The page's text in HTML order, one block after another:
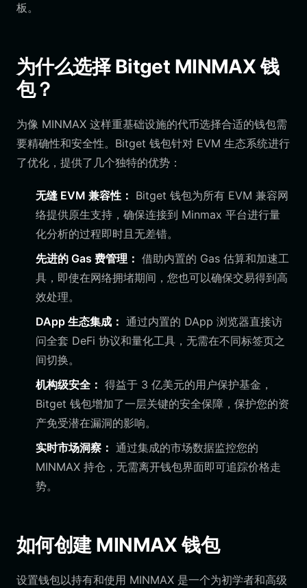
板。
为什么选择 Bitget MINMAX 钱
包？
为像 MINMAX 这样重基础设施的代币选择合适的钱包需
要精确性和安全性。Bitget 钱包针对 EVM 生态系统进行
了优化，提供了几个独特的优势：
无缝 EVM 兼容性： Bitget 钱包为所有 EVM 兼容网
络提供原生支持，确保连接到 Minmax 平台进行量
化分析的过程即时且无差错。
先进的 Gas 费管理： 借助内置的 Gas 估算和加速工
具，即使在网络拥堵期间，您也可以确保交易得到高
效处理。
DApp 生态集成： 通过内置的 DApp 浏览器直接访
问全套 DeFi 协议和量化工具，无需在不同标签页之
间切换。
机构级安全： 得益于 3 亿美元的用户保护基金，
Bitget 钱包增加了一层关键的安全保障，保护您的资
产免受潜在漏洞的影响。
实时市场洞察： 通过集成的市场数据监控您的
MINMAX 持仓，无需离开钱包界面即可追踪价格走
势。
如何创建 MINMAX 钱包
设置钱包以持有和使用 MINMAX 是一个为初学者和高级